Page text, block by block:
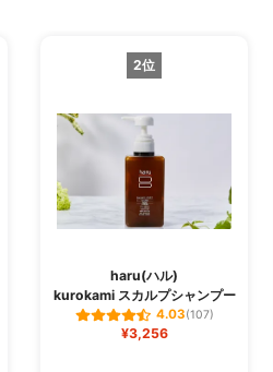
2位
haru(ハル)
kurokami スカルプシャンプー
4.03(107)
¥3,256